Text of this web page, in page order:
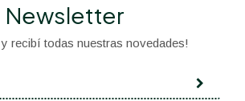
Newsletter
y recibí todas nuestras novedades!